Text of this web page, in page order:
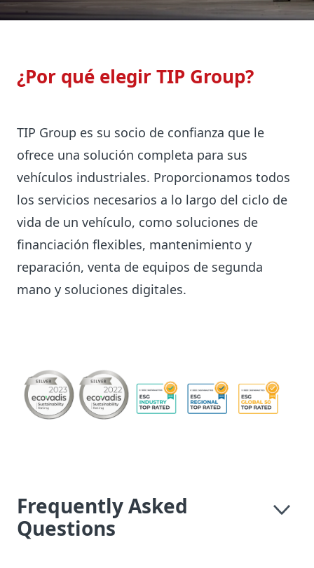
¿Por qué elegir TIP Group?
TIP Group es su socio de confianza que le
ofrece una solución completa para sus
vehículos industriales. Proporcionamos todos
los servicios necesarios a lo largo del ciclo de
vida de un vehículo, como soluciones de
financiación flexibles, mantenimiento y
reparación, venta de equipos de segunda
mano y soluciones digitales.
Frequently Asked
Questions